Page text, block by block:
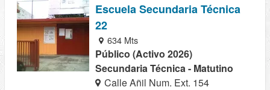
Escuela Secundaria Técnica
22
634 Mts
Público (Activo 2026)
Secundaria Técnica - Matutino
Calle Añil Num. Ext. 154